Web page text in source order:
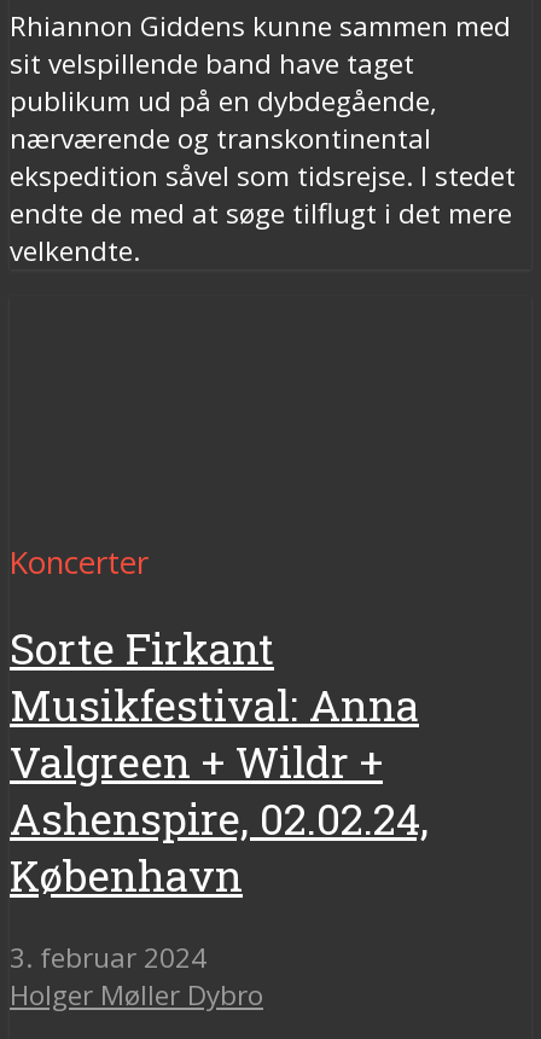
Rhiannon Giddens kunne sammen med
sit velspillende band have taget
publikum ud på en dybdegående,
nærværende og transkontinental
ekspedition såvel som tidsrejse. I stedet
endte de med at søge tilflugt i det mere
velkendte.
Koncerter
Sorte Firkant
Musikfestival: Anna
Valgreen + Wildr +
Ashenspire, 02.02.24,
København
3. februar 2024
Holger Møller Dybro